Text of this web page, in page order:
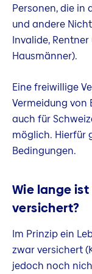
Personen, die in
und andere
Invalide,
Hausmänner).
Eine freiwillige
Vermeidung von
auch für
möglich. Hierfür
Bedingungen.
Wie lange ist
versichert?
Im Prinzip ein
zwar versichert
jedoch noch